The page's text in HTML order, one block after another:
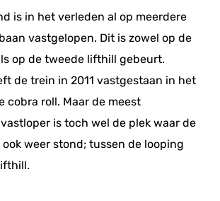
is in het verleden al op meerdere
vastgelopen. Dit is zowel op de
op de tweede lifthill gebeurt.
de trein in 2011 vastgestaan in het
cobra roll. Maar de meest
is toch wel de plek waar de
weer stond; tussen de looping